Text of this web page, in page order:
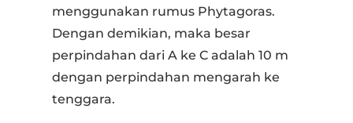
menggunakan rumus Phytagoras.
Dengan demikian, maka besar
perpindahan dari A ke C adalah 10 m
dengan perpindahan mengarah ke
tenggara.